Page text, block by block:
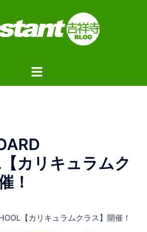
ト
ー
カリキュラムク
！
【カリキュラムクラス】開催！